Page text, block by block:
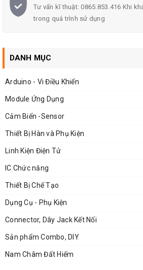
Thông Số Kĩ Thuật:
Chip giao tiếp USB: CH340
Hỗ trợ tất cả hệ điều hành
Trọng lượng
Khoảng cách truyền: lên tới 1200
Kích thước: 7x2.5x1.2 cm
Tư vấn kĩ thuật: 0865.853.416 Khi
trong quá trình sử dụng
DANH MỤC
Arduino - Vi Điều Khiển
Module Ứng Dụng
Cảm Biến -Sensor
Thiết Bị Hàn và Phụ Kiện
Linh Kiện Điện Tử
IC Chức năng
Thiết Bị Chế Tạo
Dụng Cụ - Phụ Kiện
Connector, Dây Jack Kết Nối
Sản phẩm Combo, DIY
Nam Châm Đất Hiếm